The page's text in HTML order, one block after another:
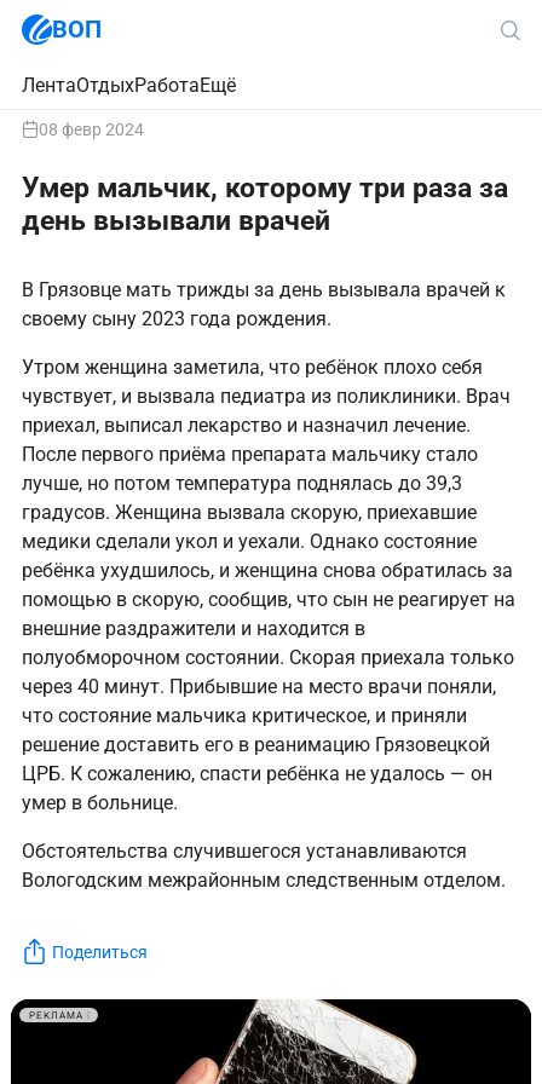
ВОП
ЛентаОтдыхРаботаЕщё
08 февр 2024
Умер мальчик, которому три раза за
день вызывали врачей
В Грязовце мать трижды за день вызывала врачей к
своему сыну 2023 года рождения.
Утром женщина заметила, что ребёнок плохо себя
чувствует, и вызвала педиатра из поликлиники. Врач
приехал, выписал лекарство и назначил лечение.
После первого приёма препарата мальчику стало
лучше, но потом температура поднялась до 39,3
градусов. Женщина вызвала скорую, приехавшие
медики сделали укол и уехали. Однако состояние
ребёнка ухудшилось, и женщина снова обратилась за
помощью в скорую, сообщив, что сын не реагирует на
внешние раздражители и находится в
полуобморочном состоянии. Скорая приехала только
через 40 минут. Прибывшие на место врачи поняли,
что состояние мальчика критическое, и приняли
решение доставить его в реанимацию Грязовецкой
ЦРБ. К сожалению, спасти ребёнка не удалось — он
умер в больнице.
Обстоятельства случившегося устанавливаются
Вологодским межрайонным следственным отделом.
Поделиться
РЕКЛАМА